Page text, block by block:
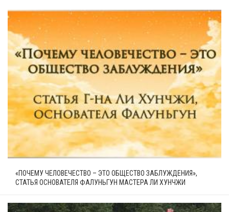
«ПОЧЕМУ ЧЕЛОВЕЧЕСТВО – ЭТО ОБЩЕСТВО ЗАБЛУЖДЕНИЯ»,
СТАТЬЯ ОСНОВАТЕЛЯ ФАЛУНЬГУН МАСТЕРА ЛИ ХУНЧЖИ